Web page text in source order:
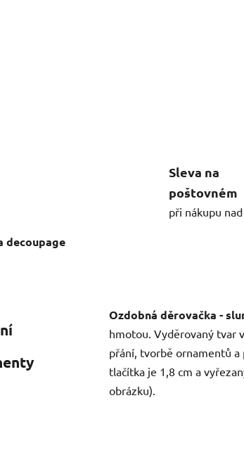
decoupage
Sleva na
poštovném
při nákupu
Ozdobná děrovačka -
hmotou. Vyděrovaný tvar
přání, tvorbě ornamentů a
tlačítka je 1,8 cm a
obrázku).